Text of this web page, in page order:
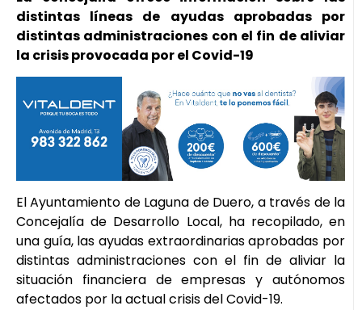
distintas líneas de ayudas aprobadas por
distintas administraciones con el fin de aliviar
la crisis provocada por el Covid-19
El Ayuntamiento de Laguna de Duero, a través de la
Concejalía de Desarrollo Local, ha recopilado, en
una guía, las ayudas extraordinarias aprobadas por
distintas administraciones con el fin de aliviar la
situación financiera de empresas y autónomos
afectados por la actual crisis del Covid-19.